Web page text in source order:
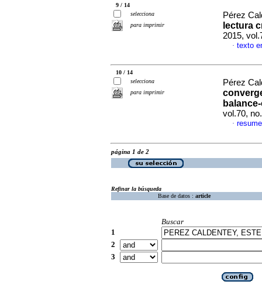
9 / 14
selecciona
para imprimir
Pérez
lectura
2015,
· texto
10 / 14
selecciona
para imprimir
Pérez
vol.70,
·
página 1 de 2
Refinar la búsqueda
Base de datos : article
Buscar
1
2
3